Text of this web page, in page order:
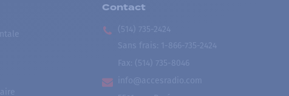
Contact
(514) 735-2424
Sans frais
1-866-735-2424
Fax: (514) 735-8046
info@accesradio.com